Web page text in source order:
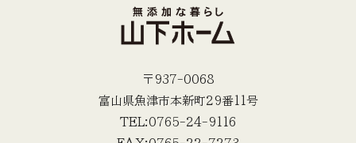
〒937-0068
富山県魚津市本新町29番11号
TEL:0765-24-9116